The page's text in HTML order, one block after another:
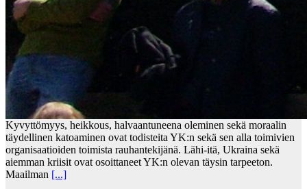
Kyvyttömyys, heikkous, halvaantuneena oleminen sekä moraalin
täydellinen katoaminen ovat todisteita YK:n sekä sen alla toimivien
organisaatioiden toimista rauhantekijänä. Lähi-itä, Ukraina sekä
aiemman kriisit ovat osoittaneet YK:n olevan täysin tarpeeton.
Maailman [...]